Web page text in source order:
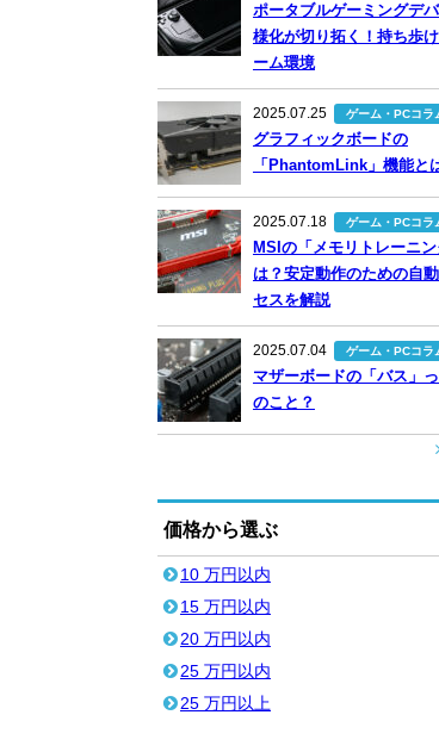
ポータブルゲーミングデ
様化が切り拓く！持ち歩
ーム環境
2025.07.25 ゲーム・PCコラ
グラフィックボードの
「PhantomLink」機能と
2025.07.18 ゲーム・PCコラ
MSIの「メモリトレーニ
は？安定動作のための自
セスを解説
2025.07.04 ゲーム・PCコラ
マザーボードの「バス」
のこと？
価格から選ぶ
10 万円以内
15 万円以内
20 万円以内
25 万円以内
25 万円以上